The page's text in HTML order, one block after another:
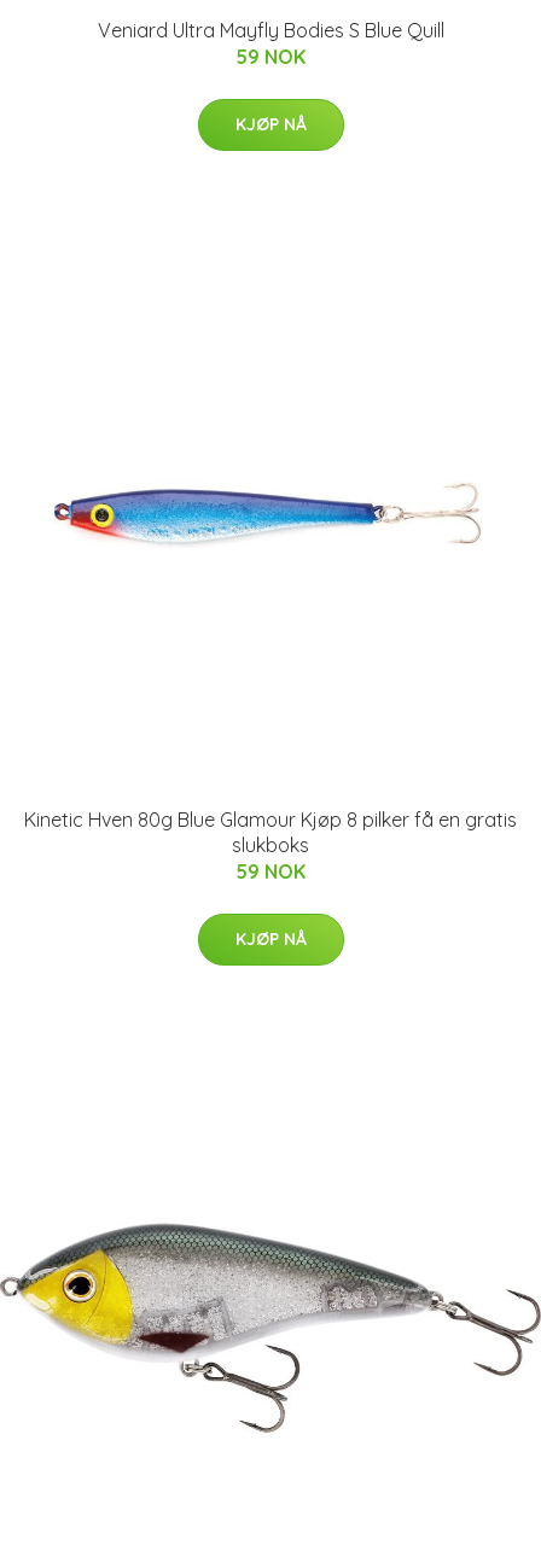
Veniard Ultra Mayfly Bodies S Blue Quill
59 NOK
KJØP NÅ
Kinetic Hven 80g Blue Glamour Kjøp 8 pilker få en gratis
slukboks
59 NOK
KJØP NÅ